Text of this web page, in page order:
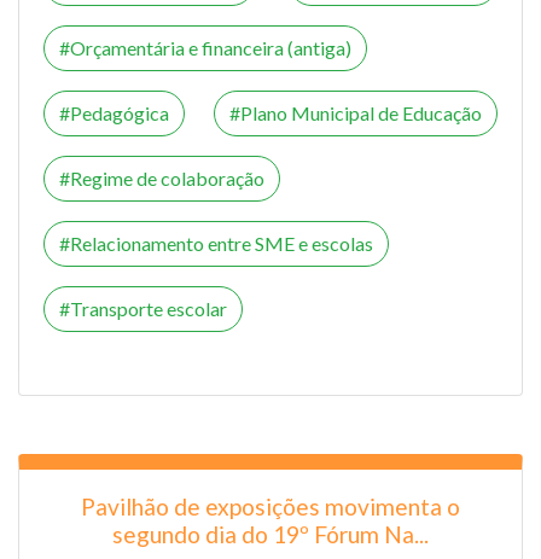
Orçamentária e financeira (antiga)
Pedagógica Plano Municipal de Educação
Regime de colaboração
Relacionamento entre SME e escolas
Transporte escolar
Pavilhão de exposições movimenta o
segundo dia do 19º Fórum Na...